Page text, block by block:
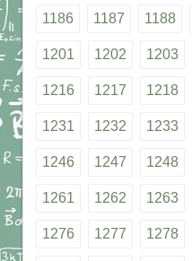
1186 1187 1188
1201 1202 1203
1216 1217 1218
1231 1232 1233
1246 1247 1248
1261 1262 1263
1276 1277 1278